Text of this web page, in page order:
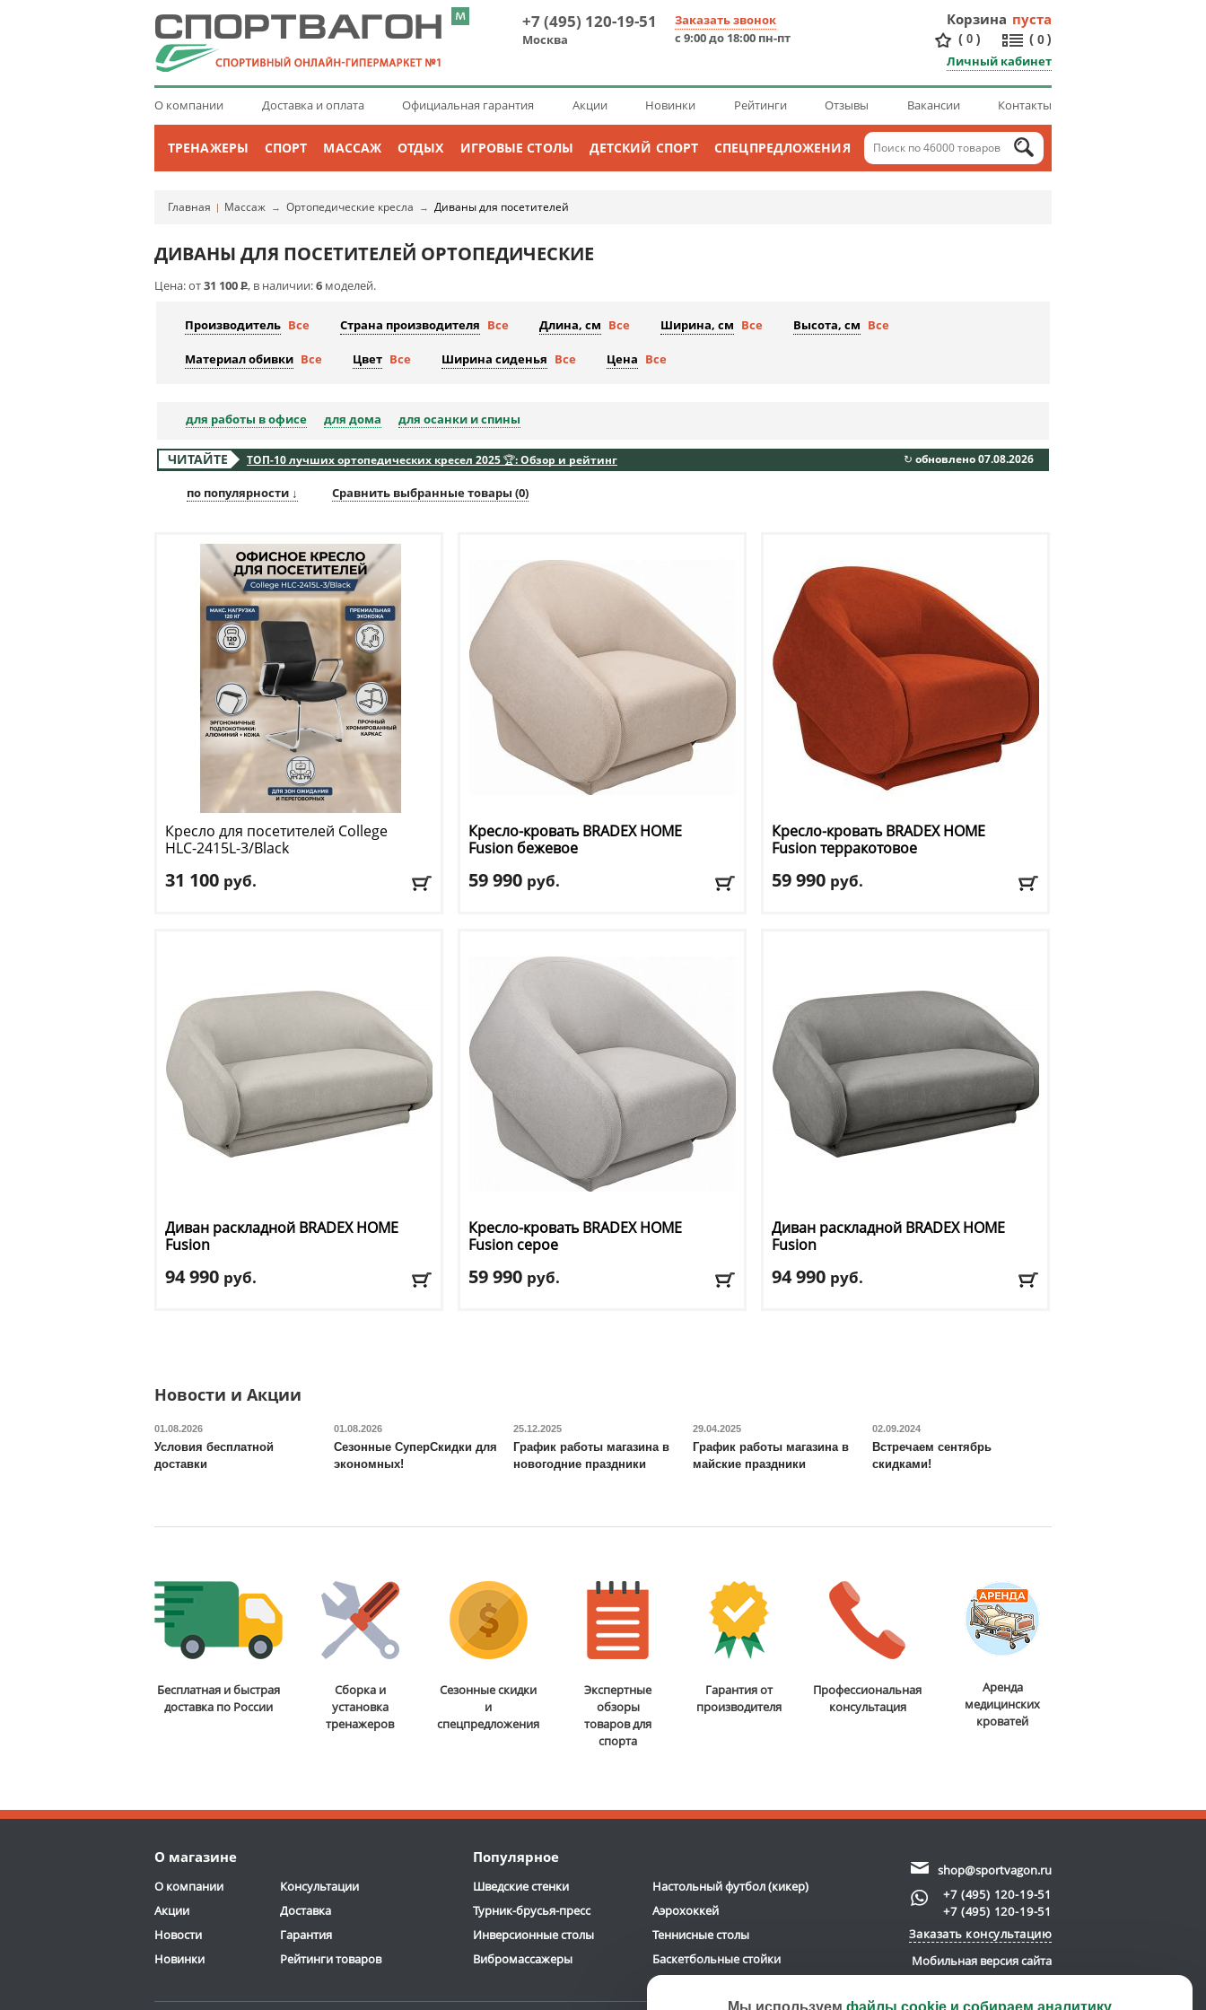
+7 (495) 120-19-51
Москва
Заказать звонок
с 9:00 до 18:00 пн-пт
Корзина пуста
( 0 ) ( 0 )
Личный кабинет
О компании Доставка и оплата Официальная гарантия Акции Новинки Рейтинги Отзывы Вакансии Контакты
ТРЕНАЖЕРЫ СПОРТ МАССАЖ ОТДЫХ ИГРОВЫЕ СТОЛЫ ДЕТСКИЙ СПОРТ СПЕЦПРЕДЛОЖЕНИЯ
Главная | Массаж → Ортопедические кресла → Диваны для посетителей
ДИВАНЫ ДЛЯ ПОСЕТИТЕЛЕЙ ОРТОПЕДИЧЕСКИЕ
Цена: от31 100Р, в наличии:6 моделей.
Производитель Все Страна производителя Все Длина, см Все Ширина, см Все Высота, см Все
Материал обивки Все Цвет Все Ширина сиденья Все Цена Все
для работы в офисе для дома для осанки и спины
ЧИТАЙТЕ ТОП-10 лучших ортопедических кресел 2025 🏆: Обзор и рейтинг ↻ обновлено 07.08.2026
по популярности ↓ Сравнить выбранные товары (0)
Кресло для посетителей College
HLC-2415L-3/Black
31 100 руб.
Доставка:
Кресло-кровать BRADEX HOME
Fusion бежевое
59 990 руб.
Материал обивки
: ткань
: бежевый
Доставка:
Кресло-кровать BRADEX HOME
Fusion терракотовое
59 990 руб.
Доставка:
Диван раскладной BRADEX HOME
Fusion
94 990 руб.
Кресло-кровать BRADEX HOME
Fusion серое
59 990 руб.
Диван раскладной BRADEX HOME
Fusion
94 990 руб.
Новости и Акции
01.08.2026
Условия бесплатной
доставки
01.08.2026
Сезонные СуперСкидки для
экономных!
25.12.2025
График работы магазина в
новогодние праздники
29.04.2025
График работы магазина в
майские праздники
02.09.2024
Встречаем сентябрь
скидками!
Бесплатная и быстрая
доставка по России
Сборка и
установка
тренажеров
Сезонные скидки
и
спецпредложения
Экспертные
обзоры
товаров для
спорта
Гарантия от
производителя
Профессиональная
консультация
Аренда
медицинских
кроватей
О магазине Популярное
О компании
Акции
Новости
Новинки
Консультации
Доставка
Гарантия
Рейтинги товаров
Шведские стенки
Турник-брусья-пресс
Инверсионные столы
Вибромассажеры
Настольный футбол (кикер)
Аэрохоккей
Теннисные столы
Баскетбольные стойки
shop@sportvagon.ru
+7 (495) 120-19-51
+7 (495) 120-19-51
Заказать консультацию
Мобильная версия сайта
Мы используем файлы cookie и собираем аналитику